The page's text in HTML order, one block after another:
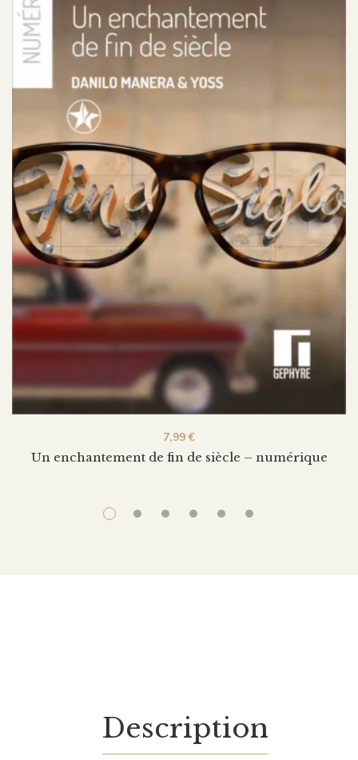
Un enchantement de fin de siècle – numérique
7,99€
Description